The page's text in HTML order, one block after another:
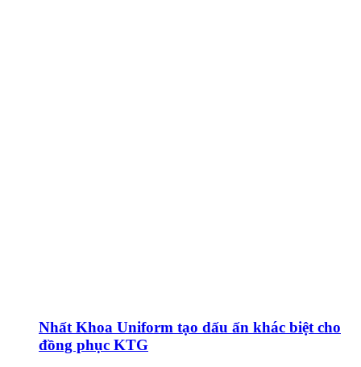
Nhất Khoa Uniform tạo dấu ấn khác biệt cho
đồng phục KTG